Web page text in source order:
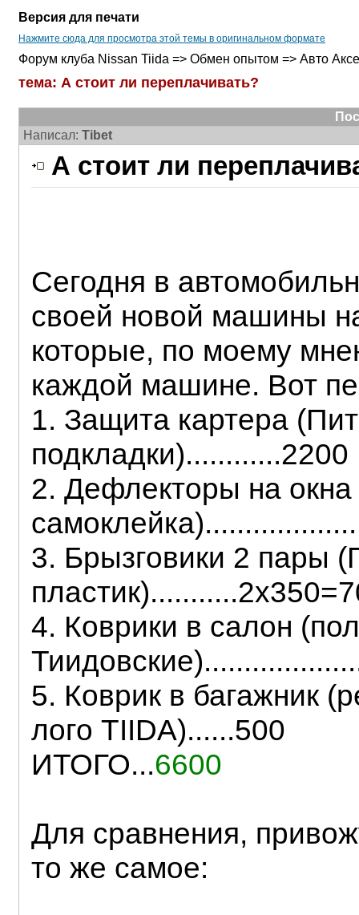
Версия для печати
Нажмите сюда для просмотра этой темы в оригинальном формате
Форум клуба Nissan Tiida => Обмен опытом => Авто
тема: А стоит ли переплачивать?
Написал: Tibet
А стоит ли
Сегодня в
своей новой машины
которые, по моему
каждой машине. Вот
1. Защита картера
подкладки)............2200
2. Дефлекторы на
3. Брызговики 2 пары
4. Коврики в салон
5. Коврик в багажник
лого TIIDA)......500
ИТОГО...6600
Для сравнения,
то же самое: